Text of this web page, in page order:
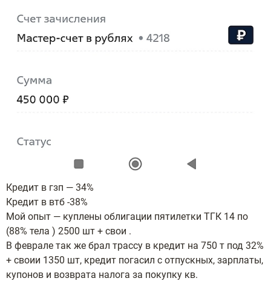
Кредит в гзп — 34%
Кредит в втб -38%
Мой опыт — куплены облигации пятилетки ТГК 14 по
(88% тела ) 2500 шт + свои .
В феврале так же брал трассу в кредит на 750 т под 32%
+ своии 1350 шт, кредит погасил с отпускных, зарплаты,
купонов и возврата налога за покупку кв.